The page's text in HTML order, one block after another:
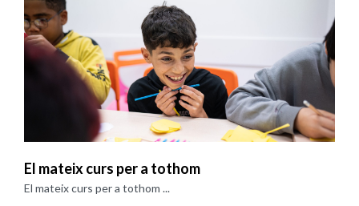
El mateix curs per a tothom
El mateix curs per a tothom ...